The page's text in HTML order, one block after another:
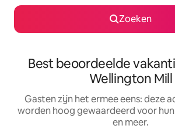
Zoeken
Best beoordeelde
Wellington Mill
Gasten zijn het ermee eens: deze
worden hoog gewaardeerd voor
en meer.